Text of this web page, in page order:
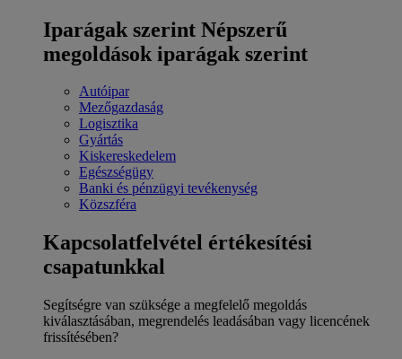
Iparágak szerint Népszerű
megoldások iparágak szerint
Autóipar
Mezőgazdaság
Logisztika
Gyártás
Kiskereskedelem
Egészségügy
Banki és pénzügyi tevékenység
Közszféra
Kapcsolatfelvétel értékesítési
csapatunkkal
Segítségre van szüksége a megfelelő megoldás
kiválasztásában, megrendelés leadásában vagy licencének
frissítésében?